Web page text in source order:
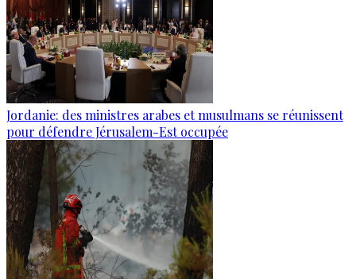
Jordanie: des ministres arabes et musulmans se réunissent
pour défendre Jérusalem-Est occupée